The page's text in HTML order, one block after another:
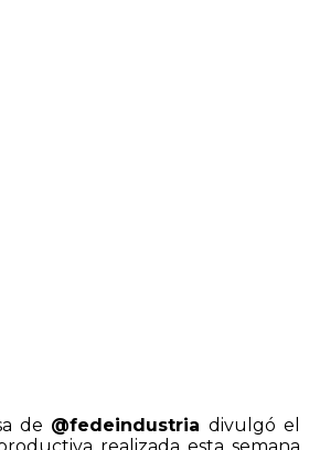
de @fedeindustria divulgó el